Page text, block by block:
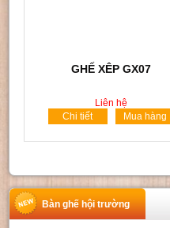
GHẾ XÊP GX07
Liên hệ
Chi tiết
Mua hàng
Bàn ghế hội trường